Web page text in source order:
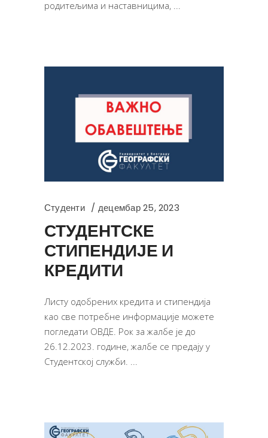
родитељима и наставницима,
Студенти децембар 25, 2023
СТУДЕНТСКЕ
СТИПЕНДИЈЕ И
КРЕДИТИ
Листу одобрених кредита и стипендија
као све потребне информације можете
погледати ОВДЕ. Рок за жалбе је до
26.12.2023. године, жалбе се предају у
Студентској служби.